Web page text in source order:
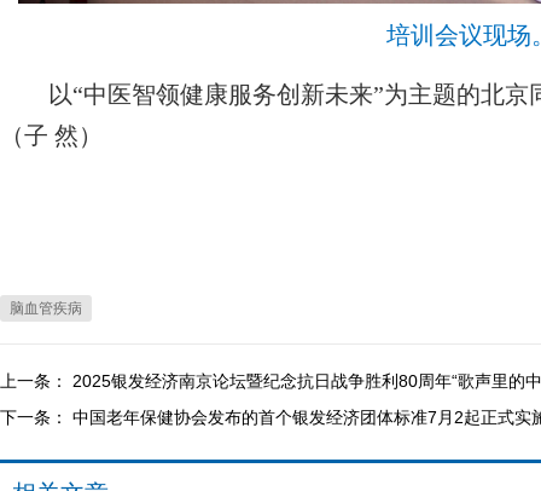
培训会议现场
以“中医智领健康服务创新未来”为主题的北京
（子 然）
脑血管疾病
上一条： 2025银发经济南京论坛暨纪念抗日战争胜利80周年“歌声里的
下一条： 中国老年保健协会发布的首个银发经济团体标准7月2起正式实